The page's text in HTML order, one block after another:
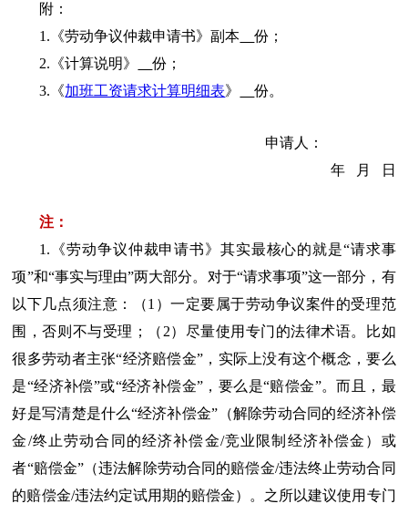
附：
1.《劳动争议仲裁申请书》副本
份；
2.《计算说明》
份；
3.《加班工资请求计算明细表》 份。
申请人：
年 月 日
注：
1.《劳动争议仲裁申请书》其实最核心的就是“请求事
项”和“事实与理由”两大部分。对于“请求事项”这一部分，有
以下几点须注意：（1）一定要属于劳动争议案件的受理范
围，否则不与受理；（2）尽量使用专门的法律术语。比如
很多劳动者主张“经济赔偿金”，实际上没有这个概念，要么
是“经济补偿”或“经济补偿金”，要么是“赔偿金”。而且，最
好是写清楚是什么“经济补偿金”（解除劳动合同的经济补偿
金/终止劳动合同的经济补偿金/竞业限制经济补偿金）或
者“赔偿金”（违法解除劳动合同的赔偿金/违法终止劳动合同
的赔偿金/违法约定试用期的赔偿金）。之所以建议使用专门